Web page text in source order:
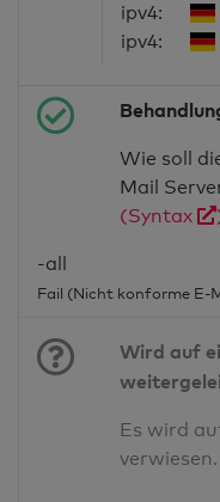
ipv4:
ipv4:
Wie soll
Mail
(Syntax
-all
Fail (Nicht konforme E-
Wird auf
Es wird
verwiesen.